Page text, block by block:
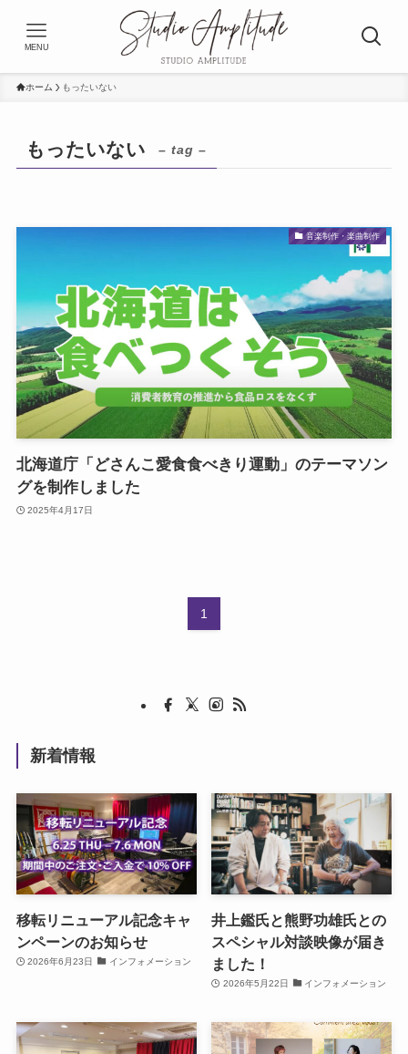
MENU
ホーム もったいない
もったいない – tag –
音楽制作・楽曲制作
北海道庁「どさんこ愛食食べきり運動」のテーマソン
グを制作しました
2025年4月17日
1
新着情報
移転リニューアル記念キャ
ンペーンのお知らせ
2026年6月23日 インフォメーション
井上鑑氏と熊野功雄氏との
スペシャル対談映像が届き
ました！
2026年5月22日 インフォメーション